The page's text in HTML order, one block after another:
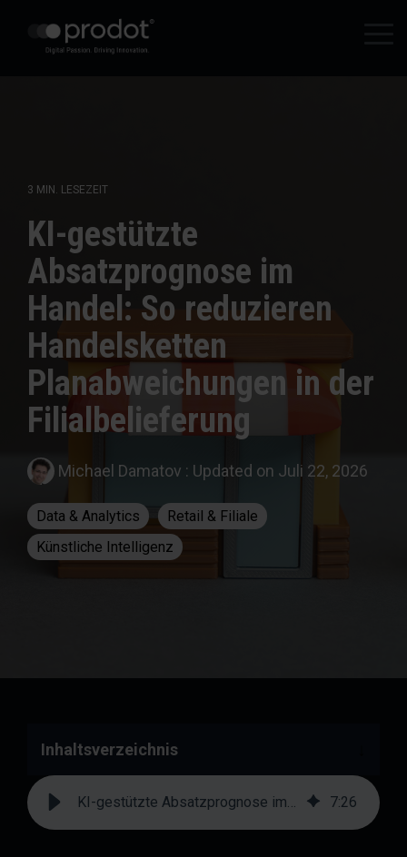
Hauptinhalt
springen.
3 MIN. LESEZEIT
KI-gestützte
Absatzprognose im
Handel: So reduzieren
Handelsketten
Planabweichungen in der
Filialbelieferung
Michael Damatov : Updated on Juli 22, 2026
Data & Analytics
Retail & Filiale
Künstliche Intelligenz
Inhaltsverzeichnis
KI-gestützte Absatzprognose im Handel: Planabweichungen systematisch reduzieren 7:26